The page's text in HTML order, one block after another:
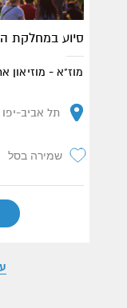
סיוע במחלקת
מוז"א - מוזיאון
תל אביב-יפו
שמירה בסל